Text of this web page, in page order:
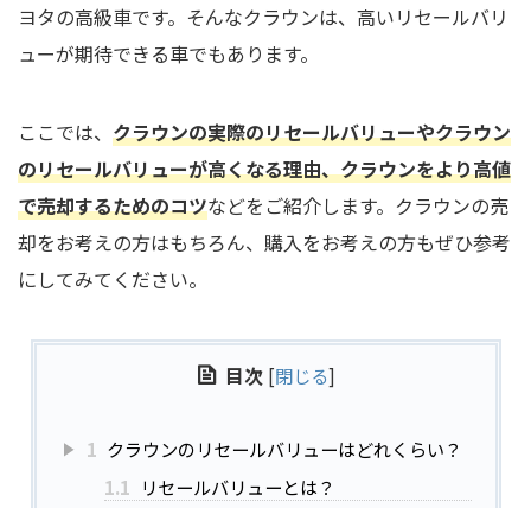
ヨタの高級車です。そんなクラウンは、高いリセールバリ
ューが期待できる車でもあります。
ここでは、 クラウンの実際のリセールバリューやクラウン
のリセールバリューが高くなる理由、クラウンをより高値
で売却するためのコツなどをご紹介します。クラウンの売
却をお考えの方はもちろん、購入をお考えの方もぜひ参考
にしてみてください。
目次 [閉じる]
1 クラウンのリセールバリューはどれくらい？
1.1 リセールバリューとは？